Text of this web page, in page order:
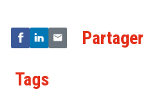
Partager
Tags